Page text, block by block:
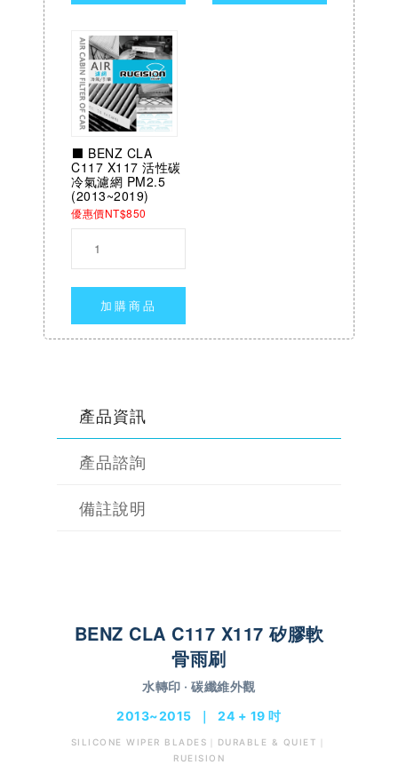
⬛ BENZ CLA
C117 X117 活性碳
冷氣濾網 PM2.5
(2013~2019)
優惠價NT$850
加購商品
產品資訊
產品諮詢
備註說明
BENZ CLA C117 X117 矽膠軟
骨雨刷
水轉印 · 碳纖維外觀
2013~2015 ｜ 24 + 19 吋
SILICONE WIPER BLADES｜DURABLE & QUIET｜
RUEISION